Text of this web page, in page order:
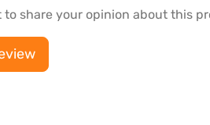
share your opinion about this